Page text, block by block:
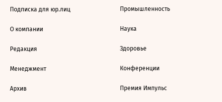
Подписка для юр.лиц
О компании
Редакция
Менеджмент
Архив
Промышленность
Наука
Здоровье
Конференции
Премия Импульс